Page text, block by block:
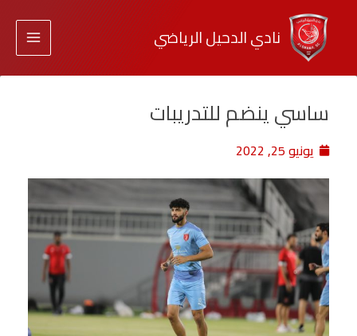
نادي الدحيل الرياضي
ساسي ينضم للتدريبات
يونيو 25, 2022